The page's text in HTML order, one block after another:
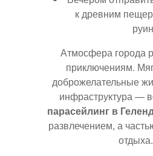
к древним
Атмосфера города
приключениям.
доброжелательные
инфраструктура —
парасейлинг в
развлечением, а
отдыха.